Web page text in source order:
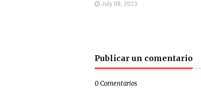
July 08, 2023
Publicar un comentario
0 Comentarios